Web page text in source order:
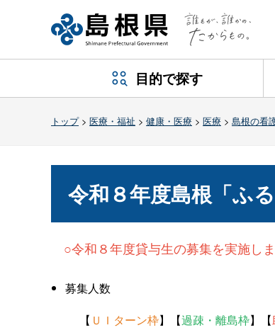
目的で探す
トップ> 医療・福祉 > 健康・医療 > 医療 > 島根の看
令和８年度島根「ふ
○令和８年度貸与生の募集を実施し
募集人数
【 ＵＩターン枠】【過疎・離島枠】【